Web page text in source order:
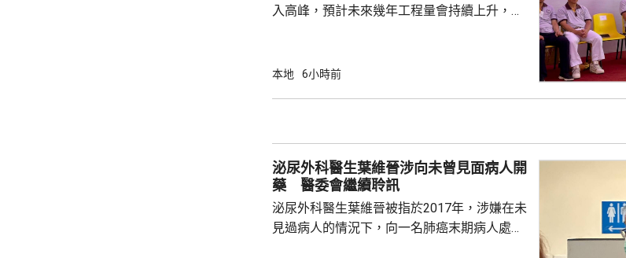
入高峰，預計未來幾年工程量會持續上升，建
造業議會做好培訓，期望青年要傳承紮實的工
先進技術，建造業正改革轉型，至逐步邁向人
工智能和機器人賦能的新時代，提升建造...
本地 6小時前
泌尿外科醫生葉維晉涉向未曾見面病人開
藥 醫委會繼續聆訊
泌尿外科醫生葉維晉被指於2017年，涉嫌在未
見過病人的情況下，向一名肺癌末期病人處方